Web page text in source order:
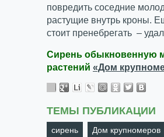
повредить соседние
растущие внутрь кроны.
стоит пренебрегать –
Сирень обыкновенную
растений «Дом
ТЕМЫ ПУБЛИКАЦИИ
сирень Дом крупномеров